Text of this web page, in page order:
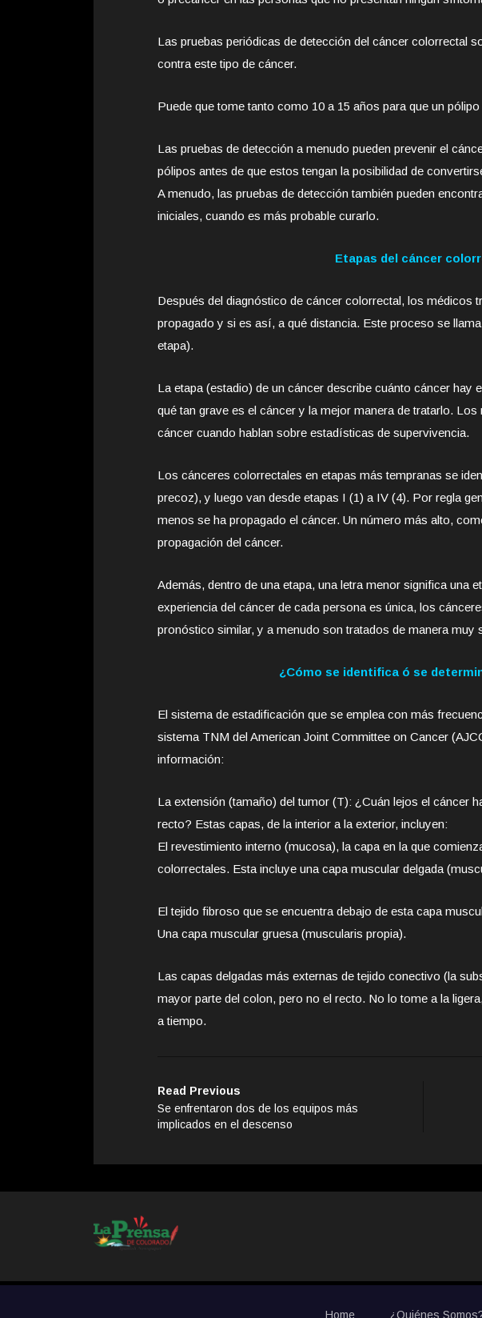
Las pruebas periódicas de detección del cáncer colorrectal
contra este tipo de cáncer.
Puede que tome tanto como 10 a 15 años para que un
Las pruebas de detección a menudo pueden prevenir el
pólipos antes de que estos tengan la posibilidad de
A menudo, las pruebas de detección también pueden
iniciales, cuando es más probable curarlo.
Etapas del cáncer
Después del diagnóstico de cáncer colorrectal, los médicos
propagado y si es así, a qué distancia. Este proceso se
etapa).
La etapa (estadio) de un cáncer describe cuánto cáncer hay
qué tan grave es el cáncer y la mejor manera de tratarlo.
cáncer cuando hablan sobre estadísticas de supervivencia.
Los cánceres colorrectales en etapas más tempranas se
precoz), y luego van desde etapas I (1) a IV (4). Por regla
menos se ha propagado el cáncer. Un número más alto,
propagación del cáncer.
Además, dentro de una etapa, una letra menor significa una
experiencia del cáncer de cada persona es única, los
pronóstico similar, y a menudo son tratados de manera muy
¿Cómo se identifica ó se
El sistema de estadificación que se emplea con más
sistema TNM del American Joint Committee on Cancer
información:
La extensión (tamaño) del tumor (T): ¿Cuán lejos el cáncer
recto? Estas capas, de la interior a la exterior, incluyen:
El revestimiento interno (mucosa), la capa en la que
colorrectales. Esta incluye una capa muscular delgada
El tejido fibroso que se encuentra debajo de esta capa
Una capa muscular gruesa (muscularis propia).
Las capas delgadas más externas de tejido conectivo (la
mayor parte del colon, pero no el recto. No lo tome a la
a tiempo.
Read Previous
Se enfrentaron dos de los equipos más
implicados en el descenso
Home ¿Quiénes